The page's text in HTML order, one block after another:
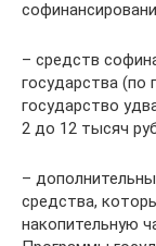
– средств
государства (по
государство
2 до 12 тысяч
–
средства,
накопительную